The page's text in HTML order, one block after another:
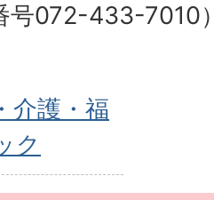
号072-433-7010
介護・福
ク